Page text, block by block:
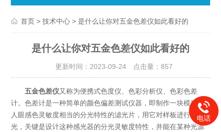
首页 >技术中心 > 是什么让你对五金色差仪如此看好的
是什么让你对五金色差仪如此看好的
更新时间：2023-09-24 点击量： 857
五金色差仪又称为便携式色度仪、色彩分析仪、色彩色差
计。色差计是一种简单的颜色偏差测试仪器，即制作一块模拟与
人眼感色灵敏度相当的分光特性的滤光片，用它对样板进行测
光，关键是设计这种感光器的分光灵敏度特性，并能在某种光源
电话